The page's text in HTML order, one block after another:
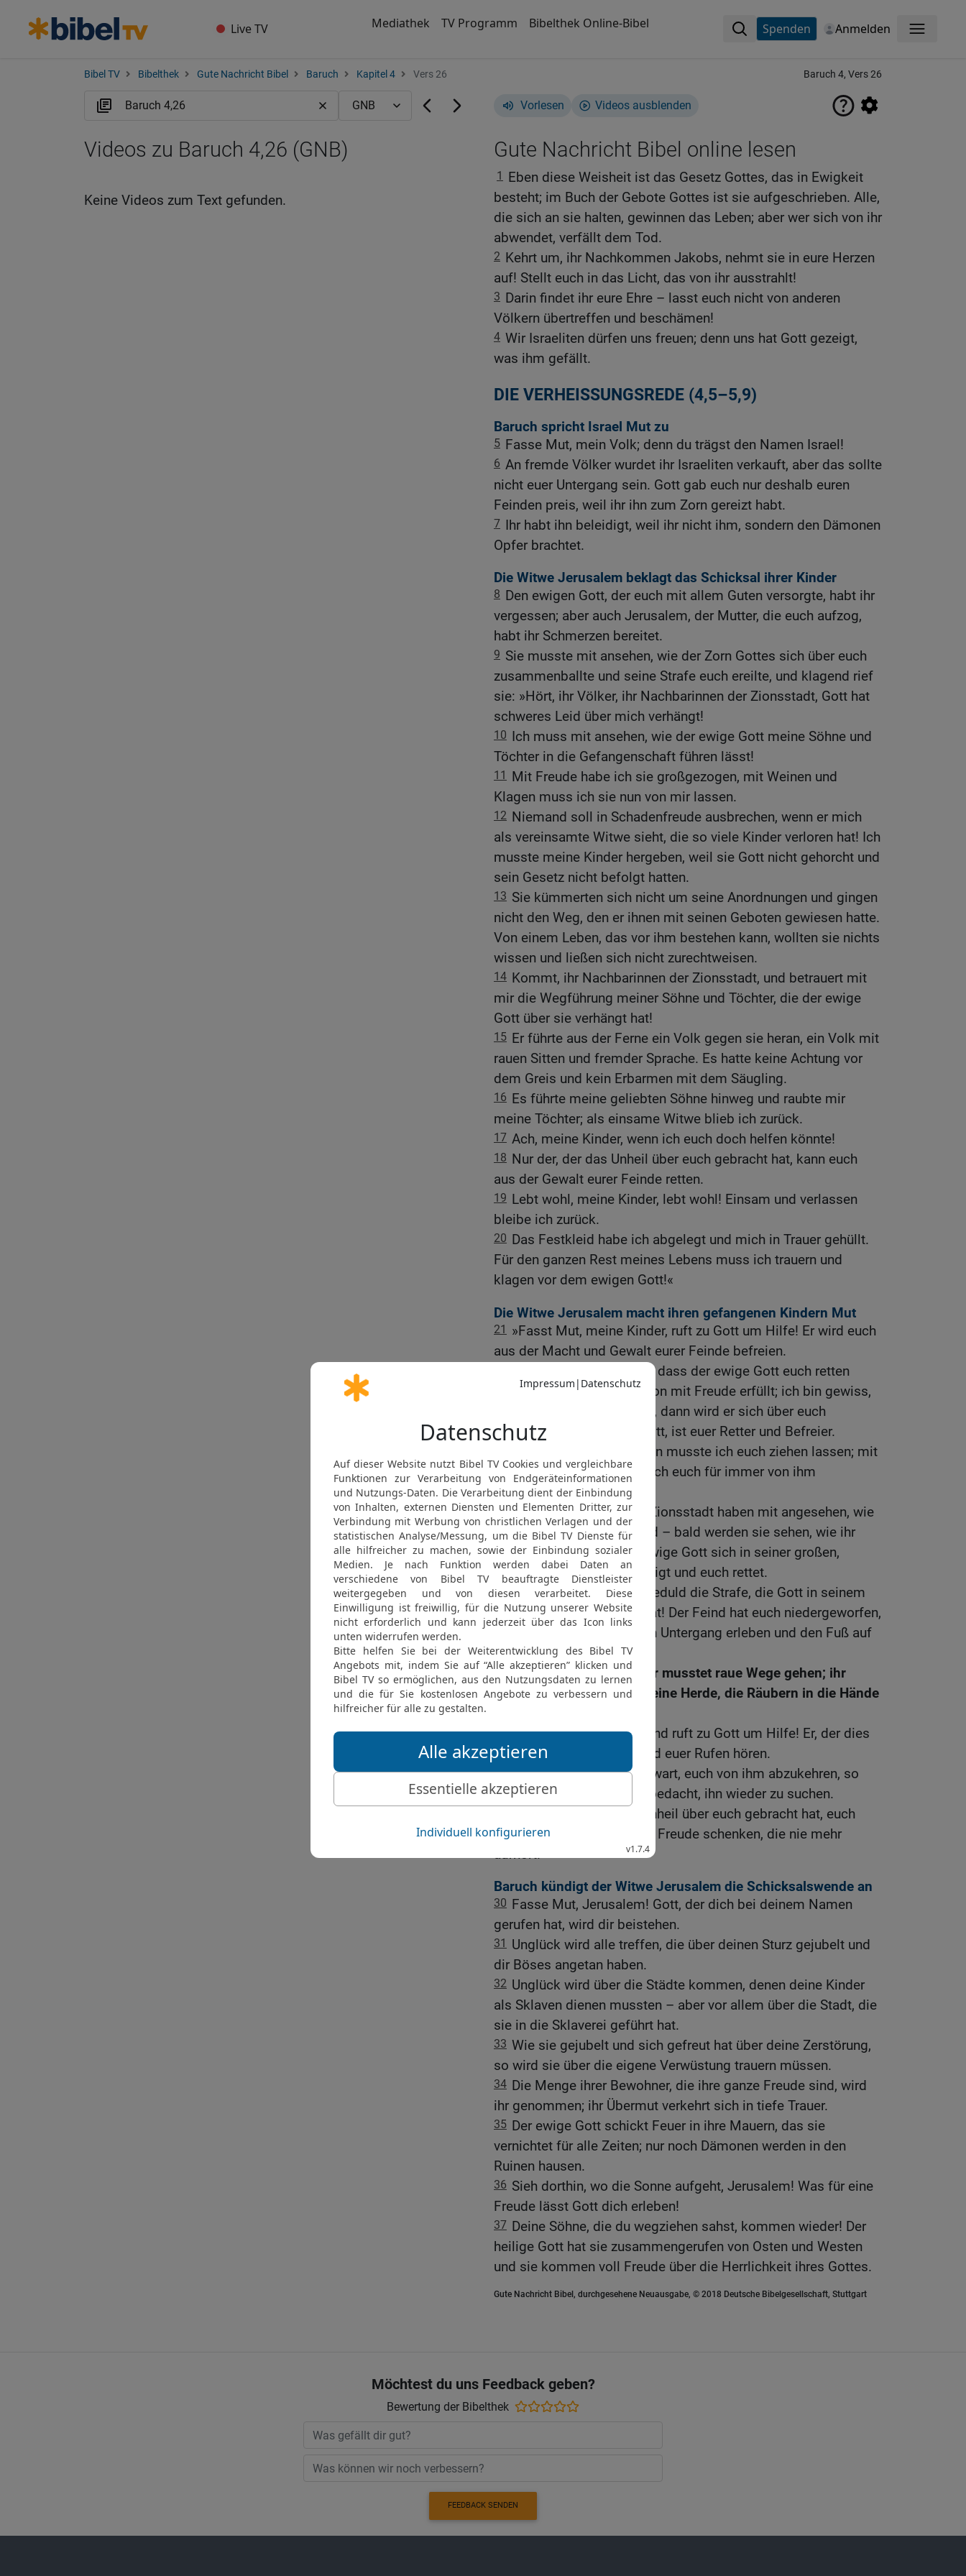
Live TV Mediathek TV Programm Bibelthek Online-Bibel Spenden Anmelden Menü
Bibel TV Bibelthek Gute Nachricht Bibel Baruch Kapitel 4 Vers 26 Baruch 4, Vers 26
Vorlesen Videos ausblenden
Gute Nachricht Bibel online lesen
1 Eben diese Weisheit ist das Gesetz Gottes, das in Ewigkeit
besteht; im Buch der Gebote Gottes ist sie aufgeschrieben. Alle,
die sich an sie halten, gewinnen das Leben; aber wer sich von ihr
abwendet, verfällt dem Tod.
2 Kehrt um, ihr Nachkommen Jakobs, nehmt sie in eure Herzen
auf! Stellt euch in das Licht, das von ihr ausstrahlt!
3 Darin findet ihr eure Ehre – lasst euch nicht von anderen
Völkern übertreffen und beschämen!
4 Wir Israeliten dürfen uns freuen; denn uns hat Gott gezeigt,
was ihm gefällt.
DIE VERHEISSUNGSREDE (4,5–5,9)
Baruch spricht Israel Mut zu
5 Fasse Mut, mein Volk; denn du trägst den Namen Israel!
6 An fremde Völker wurdet ihr Israeliten verkauft, aber das sollte
nicht euer Untergang sein. Gott gab euch nur deshalb euren
Feinden preis, weil ihr ihn zum Zorn gereizt habt.
7 Ihr habt ihn beleidigt, weil ihr nicht ihm, sondern den Dämonen
Opfer brachtet.
Die Witwe Jerusalem beklagt das Schicksal ihrer Kinder
8 Den ewigen Gott, der euch mit allem Guten versorgte, habt ihr
vergessen; aber auch Jerusalem, der Mutter, die euch aufzog,
habt ihr Schmerzen bereitet.
9 Sie musste mit ansehen, wie der Zorn Gottes sich über euch
zusammenballte und seine Strafe euch ereilte, und klagend rief
sie: »Hört, ihr Völker, ihr Nachbarinnen der Zionsstadt, Gott hat
schweres Leid über mich verhängt!
10 Ich muss mit ansehen, wie der ewige Gott meine Söhne und
Töchter in die Gefangenschaft führen lässt!
11
Mit Freude habe ich sie großgezogen, mit Weinen und
Klagen muss ich sie nun von mir lassen.
12 Niemand soll in Schadenfreude ausbrechen, wenn er mich
als vereinsamte Witwe sieht, die so viele Kinder verloren hat! Ich
musste meine Kinder hergeben, weil sie Gott nicht gehorcht und
sein Gesetz nicht befolgt hatten.
13 Sie kümmerten sich nicht um seine Anordnungen und gingen
nicht den Weg, den er ihnen mit seinen Geboten gewiesen hatte.
Von einem Leben, das vor ihm bestehen kann, wollten sie nichts
wissen und ließen sich nicht zurechtweisen.
14 Kommt, ihr Nachbarinnen der Zionsstadt, und betrauert mit
mir die Wegführung meiner Söhne und Töchter, die der ewige
Gott über sie verhängt hat!
15 Er führte aus der Ferne ein Volk gegen sie heran, ein Volk mit
rauen Sitten und fremder Sprache. Es hatte keine Achtung vor
dem Greis und kein Erbarmen mit dem Säugling.
16 Es führte meine geliebten Söhne hinweg und raubte mir
meine Töchter; als einsame Witwe blieb ich zurück.
17 Ach, meine Kinder, wenn ich euch doch helfen könnte!
18 Nur der, der das Unheil über euch gebracht hat, kann euch
aus der Gewalt eurer Feinde retten.
19 Lebt wohl, meine Kinder, lebt wohl! Einsam und verlassen
bleibe ich zurück.
20 Das Festkleid habe ich abgelegt und mich in Trauer gehüllt.
Für den ganzen Rest meines Lebens muss ich trauern und
klagen vor dem ewigen Gott!«
Die Witwe Jerusalem macht ihren gefangenen Kindern Mut
21 »Fasst Mut, meine Kinder, ruft zu Gott um Hilfe! Er wird euch
aus der Macht und Gewalt eurer Feinde befreien.
Ich vertraue fest darauf, dass der ewige Gott euch retten
wird. Er hat mein Herz schon mit Freude erfüllt; ich bin gewiss,
es dauert nicht mehr lange, dann wird er sich über euch
erbarmen. Er, der ewige Gott, ist euer Retter und Befreier.
Unter Weinen und Klagen musste ich euch ziehen lassen; mit
Freude und Wonne werde ich euch für immer von ihm
zurückerhalten.
24 Die Nachbarvölker der Zionsstadt haben mit angesehen, wie
ihr weggeführt worden seid – bald werden sie sehen, wie ihr
zurückkommt, wenn der ewige Gott sich in seiner großen,
strahlenden Herrlichkeit zeigt und euch rettet.
25 Meine Kinder, tragt in Geduld die Strafe, die Gott in seinem
Zorn über euch verhängt hat! Der Feind hat euch niedergeworfen,
aber bald werdet ihr seinen Untergang erleben und den Fuß auf
seinen Nacken setzen.
26 Meine zarten Kinder, ihr musstet raue Wege gehen; ihr
wurdet weggetrieben wie eine Herde, die Räubern in die Hände
27 Fasst nur Mut, Kinder, und ruft zu Gott um Hilfe! Er, der dies
alles herbeigeführt hat, wird euer Rufen hören.
28 Wie ihr darauf bedacht wart, euch von ihm abzukehren, so
seid nun zehnfach darauf bedacht, ihn wieder zu suchen.
Dann wird er, der das Unheil über euch gebracht hat, euch
retten und euch damit eine Freude schenken, die nie mehr
Baruch kündigt der Witwe Jerusalem die Schicksalswende an
30 Fasse Mut, Jerusalem! Gott, der dich bei deinem Namen
gerufen hat, wird dir beistehen.
31 Unglück wird alle treffen, die über deinen Sturz gejubelt und
dir Böses angetan haben.
32 Unglück wird über die Städte kommen, denen deine Kinder
als Sklaven dienen mussten – aber vor allem über die Stadt, die
sie in die Sklaverei geführt hat.
33 Wie sie gejubelt und sich gefreut hat über deine Zerstörung,
so wird sie über die eigene Verwüstung trauern müssen.
34 Die Menge ihrer Bewohner, die ihre ganze Freude sind, wird
ihr genommen; ihr Übermut verkehrt sich in tiefe Trauer.
35 Der ewige Gott schickt Feuer in ihre Mauern, das sie
vernichtet für alle Zeiten; nur noch Dämonen werden in den
Ruinen hausen.
36 Sieh dorthin, wo die Sonne aufgeht, Jerusalem! Was für eine
Freude lässt Gott dich erleben!
37 Deine Söhne, die du wegziehen sahst, kommen wieder! Der
heilige Gott hat sie zusammengerufen von Osten und Westen
und sie kommen voll Freude über die Herrlichkeit ihres Gottes.
Gute Nachricht Bibel, durchgesehene Neuausgabe, © 2018 Deutsche Bibelgesellschaft, Stuttgart
Videos zu Baruch 4,26 (GNB)
Keine Videos zum Text gefunden.
Möchtest du uns Feedback geben?
Bewertung der Bibelthek
FEEDBACK SENDEN